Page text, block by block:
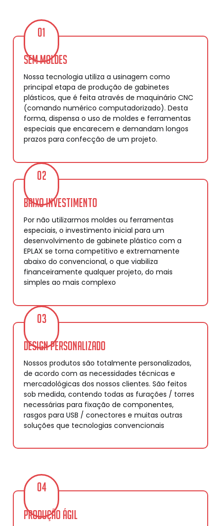
01
Sem moldes
Nossa tecnologia utiliza a usinagem como
principal etapa de produção de gabinetes
plásticos, que é feita através de maquinário CNC
(comando numérico computadorizado). Desta
forma, dispensa o uso de moldes e ferramentas
especiais que encarecem e demandam longos
prazos para confecção de um projeto.
02
Baixo investimento
Por não utilizarmos moldes ou ferramentas
especiais, o investimento inicial para um
desenvolvimento de gabinete plástico com a
EPLAX se torna competitivo e extremamente
abaixo do convencional, o que viabiliza
financeiramente qualquer projeto, do mais
simples ao mais complexo
03
Design Personalizado
Nossos produtos são totalmente personalizados,
de acordo com as necessidades técnicas e
mercadológicas dos nossos clientes. São feitos
sob medida, contendo todas as furações / torres
necessárias para fixação de componentes,
rasgos para USB / conectores e muitas outras
soluções que tecnologias convencionais
04
Produção ágil